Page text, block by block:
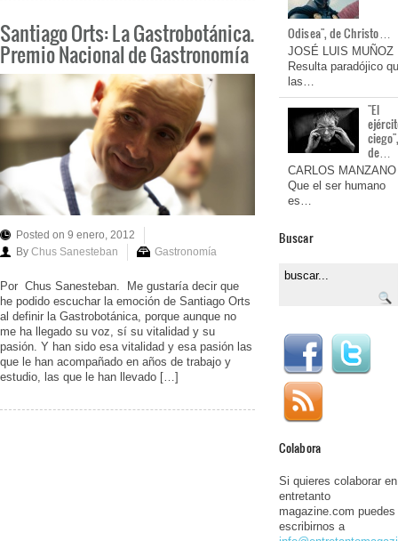
Santiago Orts: La Gastrobotánica.
Premio Nacional de Gastronomía
Posted on 9 enero, 2012
By Chus Sanesteban Gastronomía
Por Chus Sanesteban. Me gustaría decir que
he podido escuchar la emoción de Santiago Orts
al definir la Gastrobotánica, porque aunque no
me ha llegado su voz, sí su vitalidad y su
pasión. Y han sido esa vitalidad y esa pasión las
que le han acompañado en años de trabajo y
estudio, las que le han llevado […]
Odisea", de Christo…
JOSÉ LUIS MUÑOZ
Resulta paradójico
las…
"El
de…
CARLOS MANZANO
Que el ser humano
es…
Buscar
Colabora
Si quieres colaborar en
entretanto
magazine.com puedes
escribirnos a